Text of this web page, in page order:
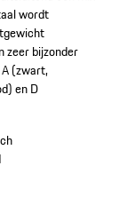
wordt
zeer bijzonder
(zwart,
en D